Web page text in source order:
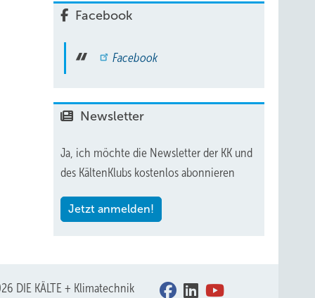
Facebook
Facebook
Newsletter
Ja, ich möchte die Newsletter der KK und
des KältenKlubs kostenlos abonnieren
Jetzt anmelden!
DIE KÄLTE + Klimatechnik